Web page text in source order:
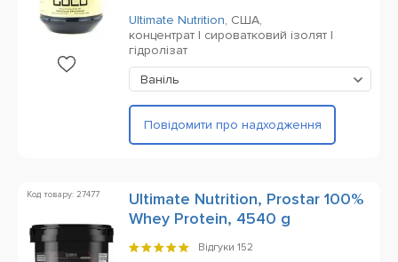
Ultimate Nutrition, США,
концентрат | сироватковий ізолят |
гідролізат
Ваніль
Повідомити про надходження
Код товару: 27477
Ultimate Nutrition, Prostar 100%
Whey Protein, 4540 g
Відгуки 152